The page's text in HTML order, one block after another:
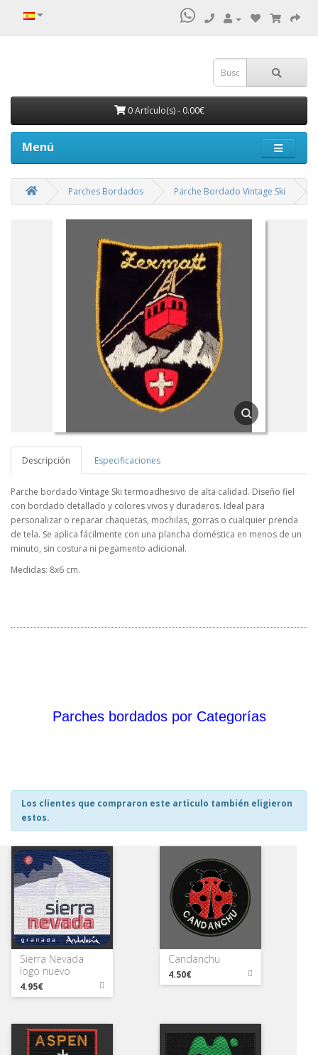
0 Artículo(s) - 0.00€
Menú
Parches Bordados Parche Bordado Vintage Ski
Descripción Especificaciones
Parche bordado Vintage Ski termoadhesivo de alta calidad. Diseño fiel
con bordado detallado y colores vivos y duraderos. Ideal para
personalizar o reparar chaquetas, mochilas, gorras o cualquier prenda
de tela. Se aplica fácilmente con una plancha doméstica en menos de un
minuto, sin costura ni pegamento adicional.
Medidas: 8x6 cm.
Parches bordados por Categorías
Los clientes que compraron este articulo también eligieron
estos.
Sierra Nevada
logo nuevo
4.95€
Candanchu
4.50€